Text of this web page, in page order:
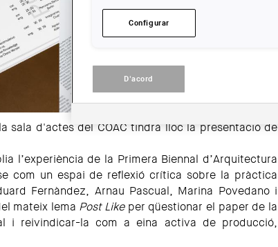
sala d'actes del COAC tindrà lloc la presentació de
l’experiència de la Primera Biennal d’Arquitectura
com un espai de reflexió crítica sobre la pràctica
Fernàndez, Arnau Pascual, Marina Povedano i
mateix lema Post Likeper qüestionar el paper de la
i reivindicar-la com a eina activa de producció,
Configurar
D'acord